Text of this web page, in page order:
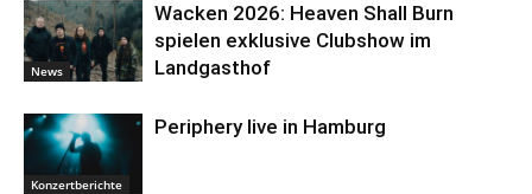
News
Wacken 2026: Heaven Shall Burn
spielen exklusive Clubshow im
Landgasthof
Konzertberichte
Periphery live in Hamburg